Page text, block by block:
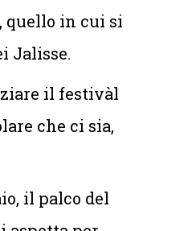
quello in cui si
Jalisse.
il festivàl
che ci sia,
il palco del